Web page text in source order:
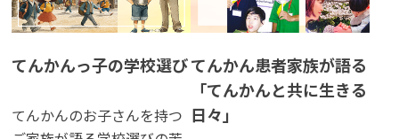
てんかんっ子の学校選び
てんかんのお子さんを持つ
てんかん患者家族が語る
「てんかんと共に生きる
日々」